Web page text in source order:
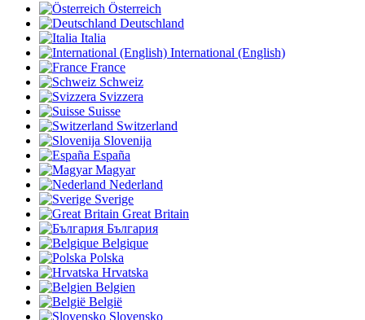
Österreich
Deutschland
Italia
International (English)
France
Schweiz
Svizzera
Suisse
Switzerland
Slovenija
España
Magyar
Nederland
Sverige
Great Britain
България
Belgique
Polska
Hrvatska
Belgien
België
Slovensko